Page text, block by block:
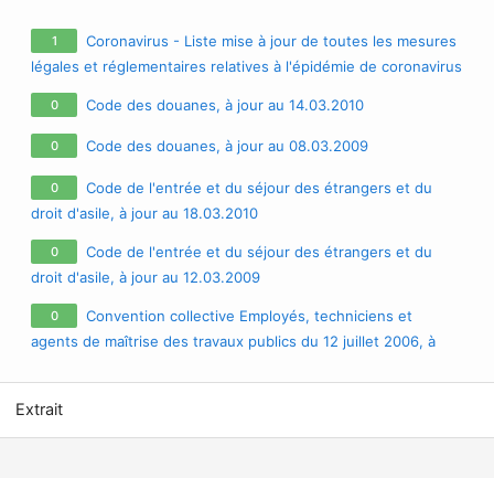
1
Coronavirus - Liste mise à jour de toutes les mesures
légales et réglementaires relatives à l'épidémie de coronavirus
/ covid-19 / sars-cov-2
0 Code des douanes, à jour au 14.03.2010
0 Code des douanes, à jour au 08.03.2009
0
Code de l'entrée et du séjour des étrangers et du
droit d'asile, à jour au 18.03.2010
0
Code de l'entrée et du séjour des étrangers et du
droit d'asile, à jour au 12.03.2009
0
Convention collective Employés, techniciens et
agents de maîtrise des travaux publics du 12 juillet 2006, à
Extrait